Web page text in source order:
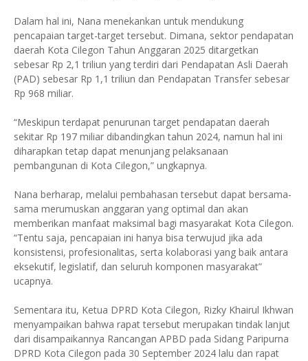
Dalam hal ini, Nana menekankan untuk mendukung
pencapaian target-target tersebut. Dimana, sektor pendapatan
daerah Kota Cilegon Tahun Anggaran 2025 ditargetkan
sebesar Rp 2,1 triliun yang terdiri dari Pendapatan Asli Daerah
(PAD) sebesar Rp 1,1 triliun dan Pendapatan Transfer sebesar
Rp 968 miliar.
“Meskipun terdapat penurunan target pendapatan daerah
sekitar Rp 197 miliar dibandingkan tahun 2024, namun hal ini
diharapkan tetap dapat menunjang pelaksanaan
pembangunan di Kota Cilegon,” ungkapnya.
Nana berharap, melalui pembahasan tersebut dapat bersama-
sama merumuskan anggaran yang optimal dan akan
memberikan manfaat maksimal bagi masyarakat Kota Cilegon.
“Tentu saja, pencapaian ini hanya bisa terwujud jika ada
konsistensi, profesionalitas, serta kolaborasi yang baik antara
eksekutif, legislatif, dan seluruh komponen masyarakat”
ucapnya.
Sementara itu, Ketua DPRD Kota Cilegon, Rizky Khairul Ikhwan
menyampaikan bahwa rapat tersebut merupakan tindak lanjut
dari disampaikannya Rancangan APBD pada Sidang Paripurna
DPRD Kota Cilegon pada 30 September 2024 lalu dan rapat